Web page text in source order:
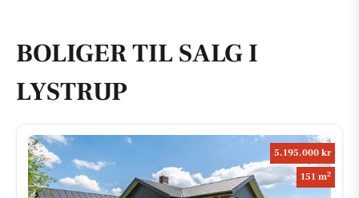
BOLIGER TIL SALG I
LYSTRUP
5.195.000 kr
151 m2